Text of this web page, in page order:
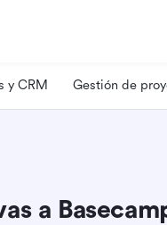
y CRM Gestión de
a